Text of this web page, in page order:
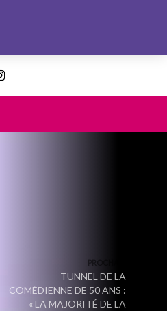
PROCHAIN
TUNNEL DE LA
COMÉDIENNE DE 50 ANS :
« LA MAJORITÉ DE LA